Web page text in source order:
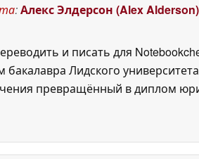
:Алекс Элдерсон (Alex Alderson)
и писать для
Лидского
превращённый в диплом